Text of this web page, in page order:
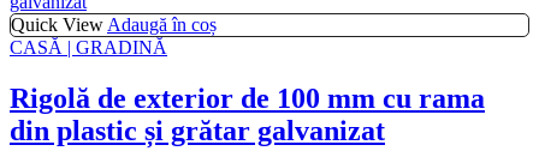
Quick View Adaugă în coș
CASĂ | GRADINĂ
Rigolă de exterior de 100 mm cu rama
din plastic și grătar galvanizat